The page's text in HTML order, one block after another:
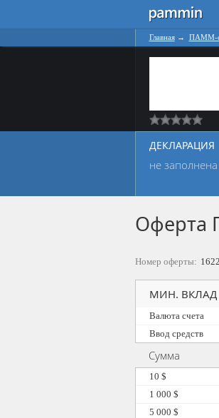
Главная→ ПАММ-
ДЕКЛАРАЦИЯ
не заполнена
Оферта
Номер оферты:
МИН. ВКЛАД
Валюта счета
Ввод средств
Сумма
10 $
1 000 $
5 000 $